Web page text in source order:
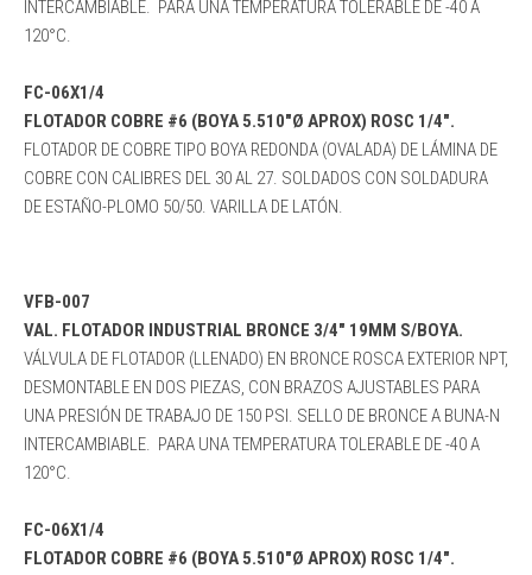
INTERCAMBIABLE. PARA UNA TEMPERATURA TOLERABLE DE -40 A
120°C.
FC-06X1/4
FLOTADOR COBRE #6 (BOYA 5.510″Ø APROX) ROSC 1/4″.
FLOTADOR DE COBRE TIPO BOYA REDONDA (OVALADA) DE LÁMINA DE
COBRE CON CALIBRES DEL 30 AL 27. SOLDADOS CON SOLDADURA
DE ESTAÑO-PLOMO 50/50. VARILLA DE LATÓN.
VFB-007
VAL. FLOTADOR INDUSTRIAL BRONCE 3/4″ 19MM S/BOYA.
VÁLVULA DE FLOTADOR (LLENADO) EN BRONCE ROSCA EXTERIOR NPT,
DESMONTABLE EN DOS PIEZAS, CON BRAZOS AJUSTABLES PARA
UNA PRESIÓN DE TRABAJO DE 150 PSI. SELLO DE BRONCE A BUNA-N
INTERCAMBIABLE. PARA UNA TEMPERATURA TOLERABLE DE -40 A
120°C.
FC-06X1/4
FLOTADOR COBRE #6 (BOYA 5.510″Ø APROX) ROSC 1/4″.